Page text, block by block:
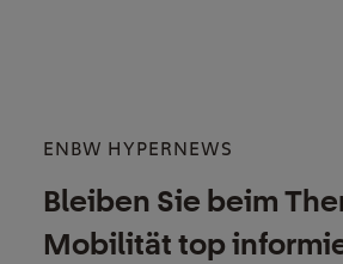
ENBW HYPERNEWS
Bleiben Sie beim
Mobilität top